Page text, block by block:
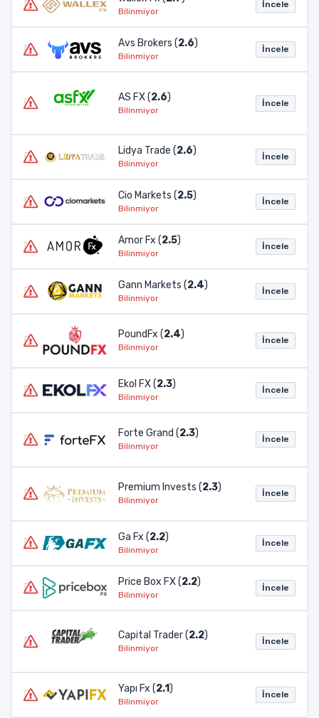
Bilinmiyor
İncele
Avs Brokers (2.6)
Bilinmiyor
İncele
AS FX (2.6)
Bilinmiyor
İncele
Lidya Trade (2.6)
Bilinmiyor
İncele
Cio Markets (2.5)
Bilinmiyor
İncele
Amor Fx (2.5)
Bilinmiyor
İncele
Gann Markets (2.4)
Bilinmiyor
İncele
PoundFx (2.4)
Bilinmiyor
İncele
Ekol FX (2.3)
Bilinmiyor
İncele
Forte Grand (2.3)
Bilinmiyor
İncele
Premium Invests (2.3)
Bilinmiyor
İncele
Ga Fx (2.2)
Bilinmiyor
İncele
Price Box FX (2.2)
Bilinmiyor
İncele
Capital Trader (2.2)
Bilinmiyor
İncele
Yapı Fx (2.1)
Bilinmiyor
İncele